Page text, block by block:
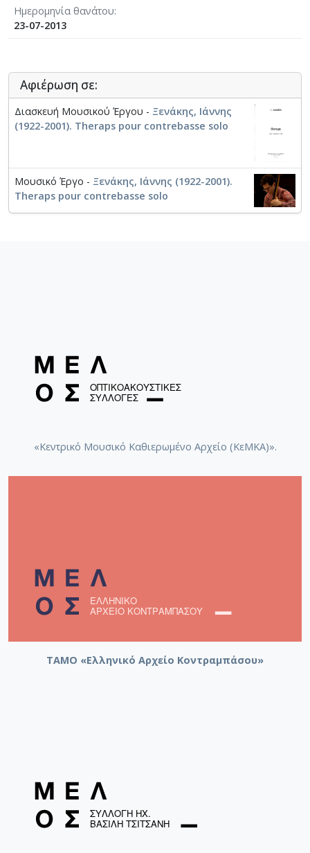
Ημερομηνία θανάτου
23-07-2013
Αφιέρωση σε:
Διασκευή Μουσικού Έργου - Ξενάκης, Ιάννης
(1922-2001). Theraps pour contrebasse solo
Μουσικό Έργο - Ξενάκης, Ιάννης (1922-2001).
Theraps pour contrebasse solo
«Κεντρικό Μουσικό Καθιερωμένο Αρχείο (ΚεΜΚΑ)».
ΤΑΜΟ «Ελληνικό Αρχείο Κοντραμπάσου»